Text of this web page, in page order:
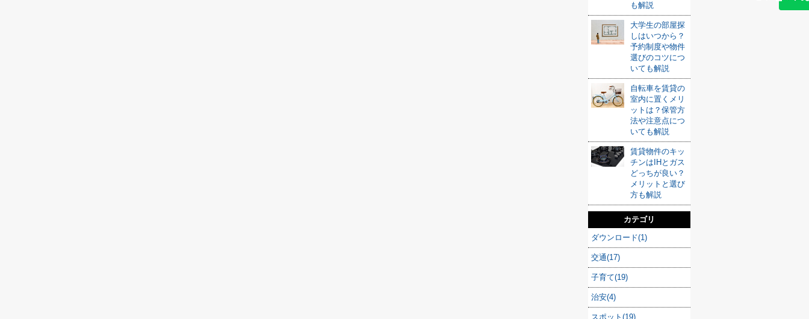
も解説
大学生の部屋探
しはいつから？
予約制度や物件
選びのコツにつ
いても解説
自転車を賃貸の
室内に置くメリ
ットは？保管方
法や注意点につ
いても解説
賃貸物件のキッ
チンはIHとガス
どっちが良い？
メリットと選び
方も解説
カテゴリ
ダウンロード(1)
交通(17)
子育て(19)
治安(4)
スポット(19)